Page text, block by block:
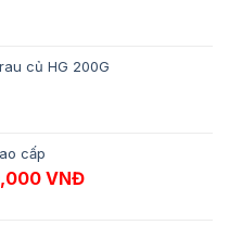
củ HG 200G
cấp
là: 650,000 VNĐ.
VNĐGiá hiện tại là: